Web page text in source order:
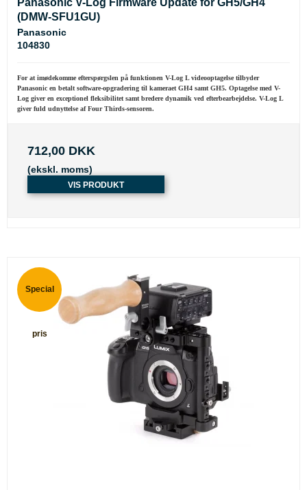
(DMW-SFU1GU)
Panasonic
104830
For at imødekomme efterspørgslen på funktionen V-Log L videooptagelse tilbyder
Panasonic en betalt software-opgradering til kameraet GH4 samt GH5. Optagelse med V-
Log giver en exceptionel fleksibilitet samt bredere dynamik ved efterbearbejdelse. V-Log L
giver fuld udnyttelse af Four Thirds-sensoren.
712,00 DKK
(ekskl. moms)
VIS PRODUKT
Special
pris